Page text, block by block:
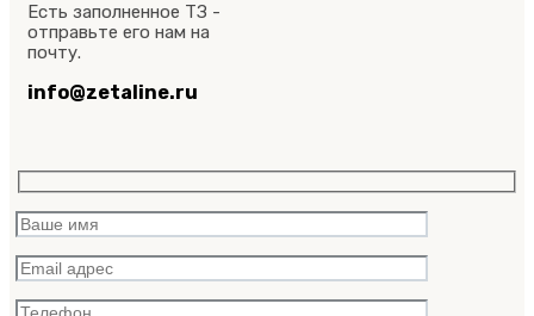
Есть заполненное ТЗ -
отправьте его нам на
почту.
info@zetaline.ru